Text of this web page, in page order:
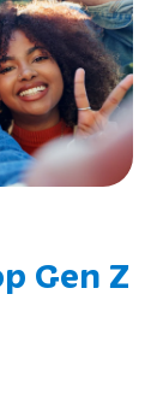
Gen Z